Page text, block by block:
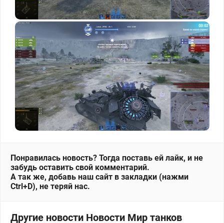
Понравилась новость? Тогда поставь ей лайк, и не
забудь оставить свой комментарий.
А так же, добавь наш сайт в закладки (нажми
Ctrl+D), не теряй нас.
Другие новости Новости Мир танков